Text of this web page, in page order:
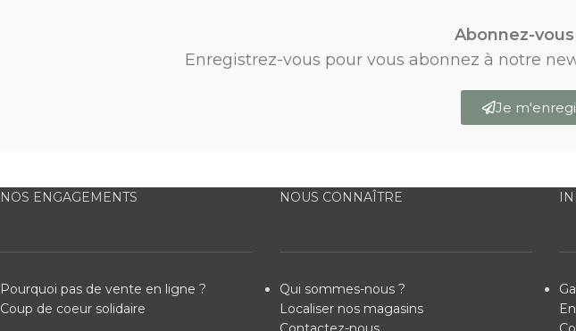
Abonnez-
Enregistrez-vous pour vous abonnez à notre
Je
NOS ENGAGEMENTS
Pourquoi pas de vente en ligne ?
Coup de coeur solidaire
NOUS CONNAÎTRE
Qui sommes-nous ?
Localiser nos magasins